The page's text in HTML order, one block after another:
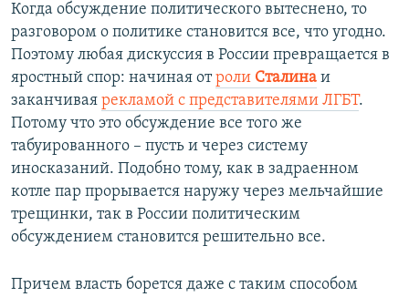
Когда обсуждение политического вытеснено, то
разговором о политике становится все, что угодно.
Поэтому любая дискуссия в России превращается в
яростный спор: начиная отроли Сталина и
заканчивая рекламой с представителями ЛГБТ.
Потому что это обсуждение все того же
табуированного – пусть и через систему
иносказаний. Подобно тому, как в задраенном
котле пар прорывается наружу через мельчайшие
трещинки, так в России политическим
обсуждением становится решительно все.
Причем власть борется даже с таким способом